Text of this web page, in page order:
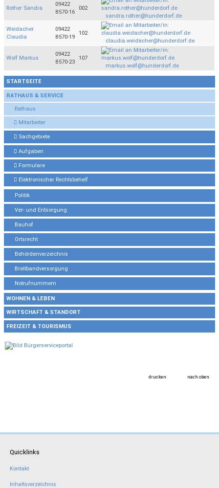
STARTSEITE
RATHAUS & SERVICE
Rathaus
Mitarbeiter
Sachgebiete
Aufgaben
Formulare
Elektronischer Rechtsbehelf
Politik
Ver- und Entsorgung
Bauhof
Ortsrecht
Behördenverzeichnis
Breitbandversorgung
Notrufnummern
WOHNEN & LEBEN
WIRTSCHAFT & STANDORT
FREIZEIT & TOURISMUS
Rother Sandra
09422
8570-16
002
sandra.rother@hunderdorf.de
Weidacher
Claudia
09422
8570-19
102
claudia.weidacher@hunderdorf.de
Wolf Markus
09422
8570-23
107
markus.wolf@hunderdorf.de
drucken nach oben
Quicklinks
Kontakt
Inhaltsverzeichnis